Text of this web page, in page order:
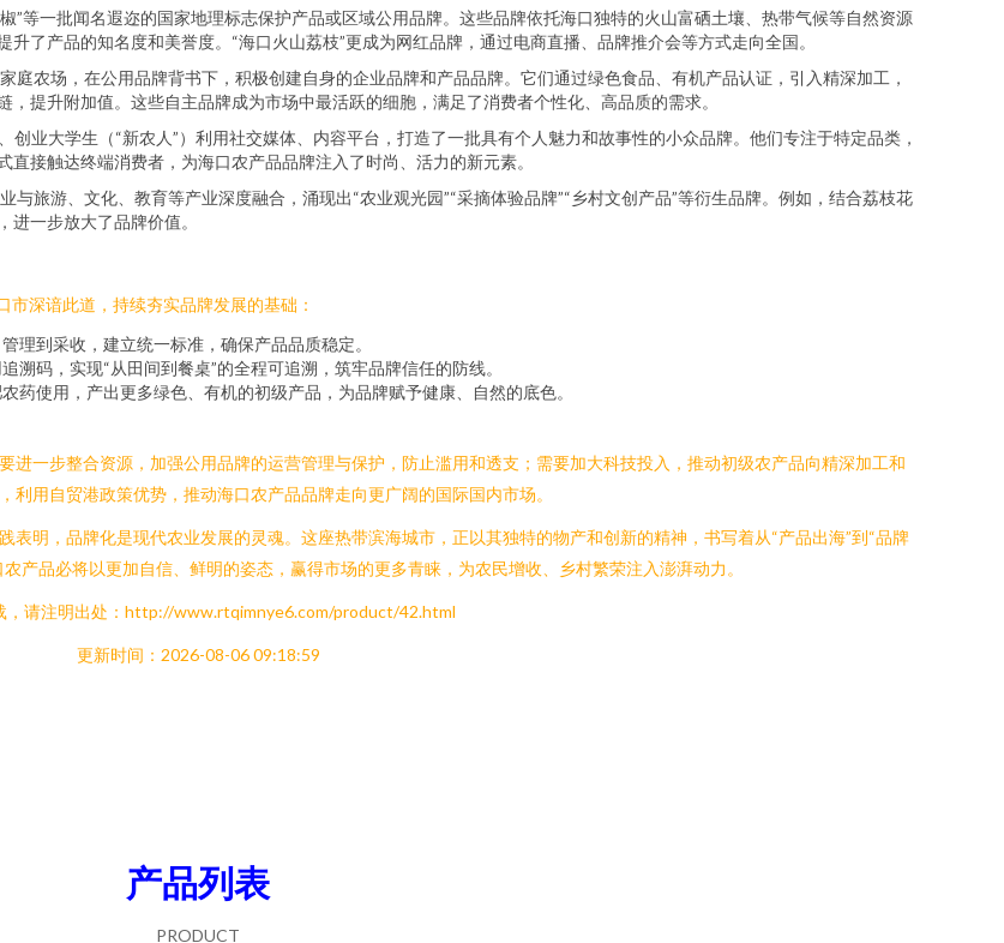
”等一批闻名遐迩的国家地理标志保护产品或区域公用品牌。这些品牌依托海口独特的火山富硒土壤、热带气候等自然资源
了产品的知名度和美誉度。“海口火山荔枝”更成为网红品牌，通过电商直播、品牌推介会等方式走向全国。
庭农场，在公用品牌背书下，积极创建自身的企业品牌和产品品牌。它们通过绿色食品、有机产品认证，引入精深加工，
提升附加值。这些自主品牌成为市场中最活跃的细胞，满足了消费者个性化、高品质的需求。
创业大学生（“新农人”）利用社交媒体、内容平台，打造了一批具有个人魅力和故事性的小众品牌。他们专注于特定品类，
接触达终端消费者，为海口农产品品牌注入了时尚、活力的新元素。
与旅游、文化、教育等产业深度融合，涌现出“农业观光园”“采摘体验品牌”“乡村文创产品”等衍生品牌。例如，结合荔枝花
一步放大了品牌价值。
深谙此道，持续夯实品牌发展的基础：
理到采收，建立统一标准，确保产品品质稳定。
码，实现“从田间到餐桌”的全程可追溯，筑牢品牌信任的防线。
药使用，产出更多绿色、有机的初级产品，为品牌赋予健康、自然的底色。
一步整合资源，加强公用品牌的运营管理与保护，防止滥用和透支；需要加大科技投入，推动初级农产品向精深加工和
用自贸港政策优势，推动海口农产品品牌走向更广阔的国际国内市场。
明，品牌化是现代农业发展的灵魂。这座热带滨海城市，正以其独特的物产和创新的精神，书写着从“产品出海”到“品牌
产品必将以更加自信、鲜明的姿态，赢得市场的更多青睐，为农民增收、乡村繁荣注入澎湃动力。
，请注明出处：http://www.rtqimnye6.com/product/42.html
更新时间：2026-08-06 09:18:59
产品列表
PRODUCT